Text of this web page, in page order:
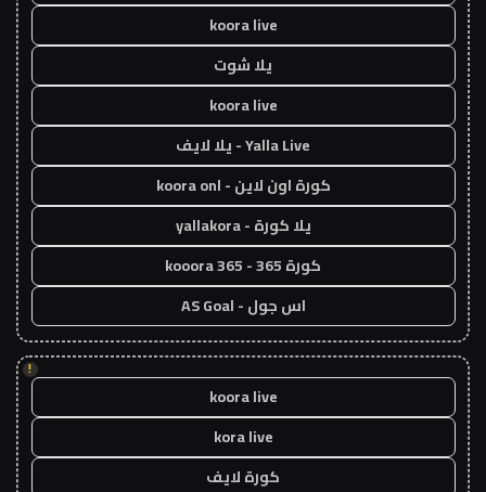
koora live
يلا شوت
koora live
Yalla Live - يلا لايف
كورة اون لاين - koora onl
يلا كورة - yallakora
كورة 365 - kooora 365
اس جول - AS Goal
!
koora live
kora live
كورة لايف